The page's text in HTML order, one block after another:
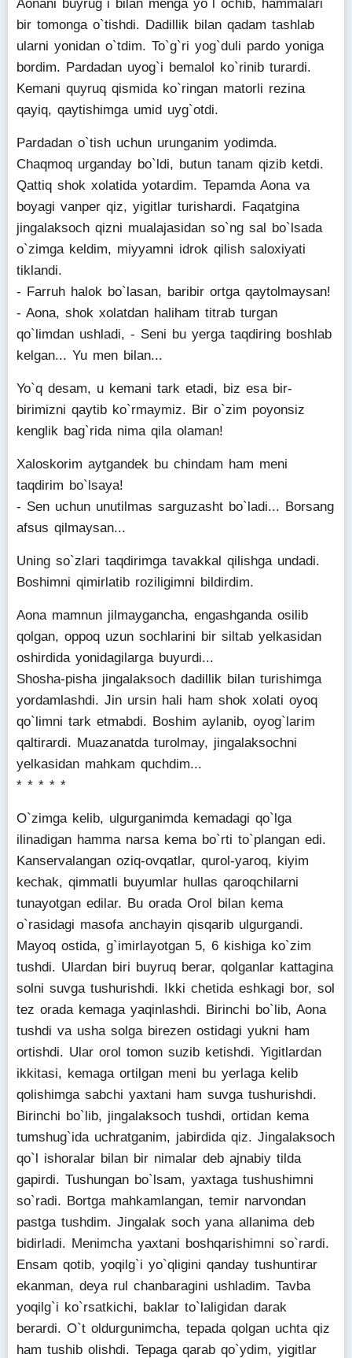
Aonani buyrug`i bilan menga yo`l ochib, hammalari
bir tomonga o`tishdi. Dadillik bilan qadam tashlab
ularni yonidan o`tdim. To`g`ri yog`duli pardo yoniga
bordim. Pardadan uyog`i bemalol ko`rinib turardi.
Kemani quyruq qismida ko`ringan matorli rezina
qayiq, qaytishimga umid uyg`otdi.
Pardadan o`tish uchun urunganim yodimda.
Chaqmoq urganday bo`ldi, butun tanam qizib ketdi.
Qattiq shok xolatida yotardim. Tepamda Aona va
boyagi vanper qiz, yigitlar turishardi. Faqatgina
jingalaksoch qizni mualajasidan so`ng sal bo`lsada
o`zimga keldim, miyyamni idrok qilish saloxiyati
tiklandi.
- Farruh halok bo`lasan, baribir ortga qaytolmaysan!
- Aona, shok xolatdan haliham titrab turgan
qo`limdan ushladi, - Seni bu yerga taqdiring boshlab
kelgan... Yu men bilan...
Yo`q desam, u kemani tark etadi, biz esa bir-
birimizni qaytib ko`rmaymiz. Bir o`zim poyonsiz
kenglik bag`rida nima qila olaman!
Xaloskorim aytgandek bu chindam ham meni
taqdirim bo`lsaya!
- Sen uchun unutilmas sarguzasht bo`ladi... Borsang
afsus qilmaysan...
Uning so`zlari taqdirimga tavakkal qilishga undadi.
Boshimni qimirlatib roziligimni bildirdim.
Aona mamnun jilmaygancha, engashganda osilib
qolgan, oppoq uzun sochlarini bir siltab yelkasidan
oshirdida yonidagilarga buyurdi...
Shosha-pisha jingalaksoch dadillik bilan turishimga
yordamlashdi. Jin ursin hali ham shok xolati oyoq
qo`limni tark etmabdi. Boshim aylanib, oyog`larim
qaltirardi. Muazanatda turolmay, jingalaksochni
yelkasidan mahkam quchdim...
* * * * *
O`zimga kelib, ulgurganimda kemadagi qo`lga
ilinadigan hamma narsa kema bo`rti to`plangan edi.
Kanservalangan oziq-ovqatlar, qurol-yaroq, kiyim
kechak, qimmatli buyumlar hullas qaroqchilarni
tunayotgan edilar. Bu orada Orol bilan kema
o`rasidagi masofa anchayin qisqarib ulgurgandi.
Mayoq ostida, g`imirlayotgan 5, 6 kishiga ko`zim
tushdi. Ulardan biri buyruq berar, qolganlar kattagina
solni suvga tushurishdi. Ikki chetida eshkagi bor, sol
tez orada kemaga yaqinlashdi. Birinchi bo`lib, Aona
tushdi va usha solga birezen ostidagi yukni ham
ortishdi. Ular orol tomon suzib ketishdi. Yigitlardan
ikkitasi, kemaga ortilgan meni bu yerlaga kelib
qolishimga sabchi yaxtani ham suvga tushurishdi.
Birinchi bo`lib, jingalaksoch tushdi, ortidan kema
tumshug`ida uchratganim, jabirdida qiz. Jingalaksoch
qo`l ishoralar bilan bir nimalar deb ajnabiy tilda
gapirdi. Tushungan bo`lsam, yaxtaga tushushimni
so`radi. Bortga mahkamlangan, temir narvondan
pastga tushdim. Jingalak soch yana allanima deb
bidirladi. Menimcha yaxtani boshqarishimni so`rardi.
Ensam qotib, yoqilg`i yo`qligini qanday tushuntirar
ekanman, deya rul chanbaragini ushladim. Tavba
yoqilg`i ko`rsatkichi, baklar to`laligidan darak
berardi. O`t oldurgunimcha, tepada qolgan uchta qiz
ham tushib olishdi. Tepaga qarab qo`ydim, yigitlar